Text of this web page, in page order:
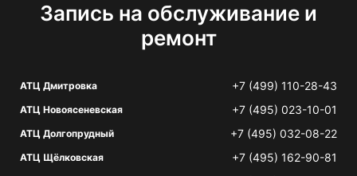
Запись на обслуживание и
ремонт
АТЦ Дмитровка +7 (499) 110-28-43
АТЦ Новоясеневская +7 (495) 023-10-01
АТЦ Долгопрудный +7 (495) 032-08-22
АТЦ Щёлковская +7 (495) 162-90-81